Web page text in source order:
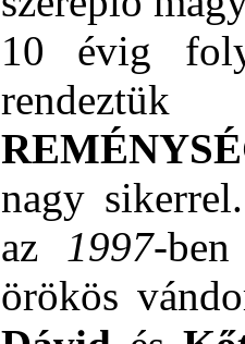
10 évig
nagy
az 1997-
örökös